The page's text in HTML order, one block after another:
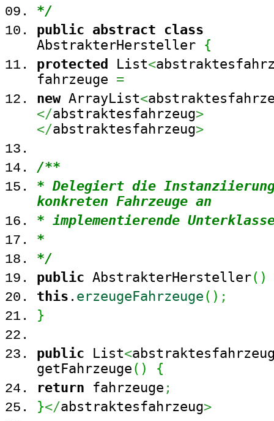
*/
public abstract class
AbstrakterHersteller {
protected List<
fahrzeuge =
newArrayList<
</abstraktesfahrzeug>
</abstraktesfahrzeug>
/**
* Delegiert die
konkreten Fahrzeuge an
* implementierende
*
*/
public AbstrakterHersteller( )
this . erzeugeFahrzeuge( ) ;
}
public List<
getFahrzeuge( )
{
return fahrzeuge ;
}</abstraktesfahrzeug>